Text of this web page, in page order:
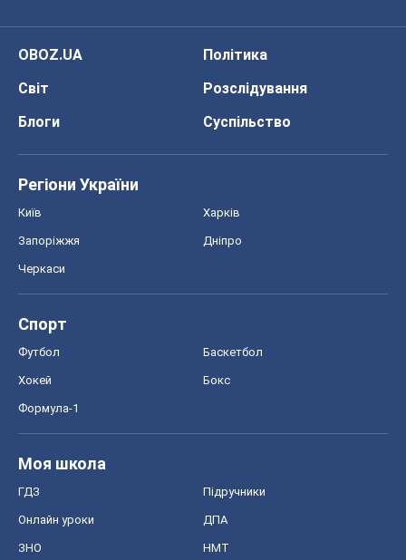
OBOZ.UA
Політика
Світ
Розслідування
Блоги
Суспільство
Регіони України
Київ Харків
Запоріжжя Дніпро
Черкаси
Спорт
Футбол Баскетбол
Хокей Бокс
Формула-1
Моя школа
ГДЗ Підручники
Онлайн уроки ДПА
ЗНО НМТ